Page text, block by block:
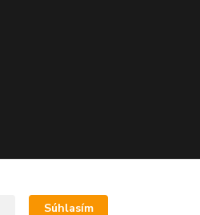
Súhlasím